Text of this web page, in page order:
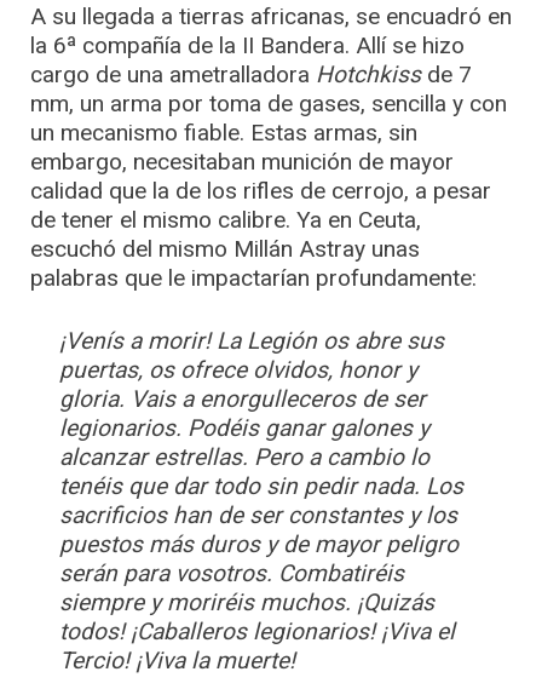
A su llegada a tierras africanas, se encuadró en
la 6ª compañía de la II Bandera. Allí se hizo
cargo de una ametralladora Hotchkissde 7
mm, un arma por toma de gases, sencilla y con
un mecanismo fiable. Estas armas, sin
embargo, necesitaban munición de mayor
calidad que la de los rifles de cerrojo, a pesar
de tener el mismo calibre. Ya en Ceuta,
escuchó del mismo Millán Astray unas
palabras que le impactarían profundamente:
¡Venís a morir! La Legión os abre sus
puertas, os ofrece olvidos, honor y
gloria. Vais a enorgulleceros de ser
legionarios. Podéis ganar galones y
alcanzar estrellas. Pero a cambio lo
tenéis que dar todo sin pedir nada. Los
sacrificios han de ser constantes y los
puestos más duros y de mayor peligro
serán para vosotros. Combatiréis
siempre y moriréis muchos. ¡Quizás
todos! ¡Caballeros legionarios! ¡Viva el
Tercio! ¡Viva la muerte!